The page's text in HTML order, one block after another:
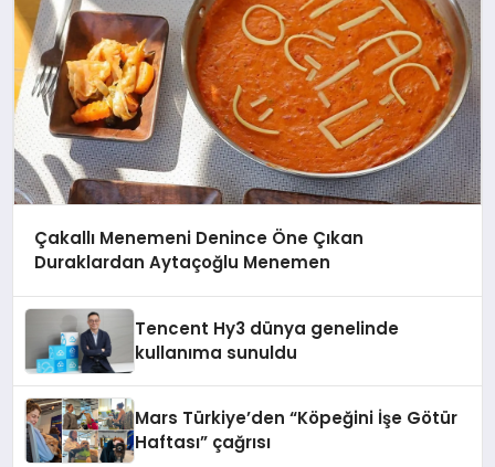
Çakallı Menemeni Denince Öne Çıkan
Duraklardan Aytaçoğlu Menemen
Tencent Hy3 dünya genelinde
kullanıma sunuldu
Mars Türkiye’den “Köpeğini İşe Götür
Haftası” çağrısı